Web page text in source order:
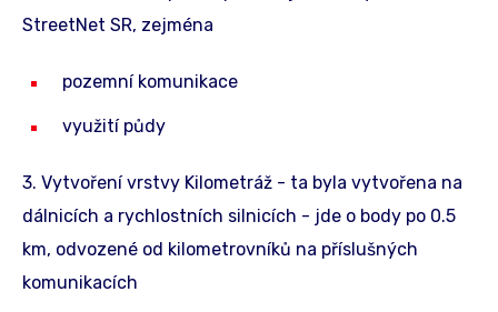
StreetNet SR, zejména
pozemní komunikace
využití půdy
3. Vytvoření vrstvy Kilometráž - ta byla vytvořena na
dálnicích a rychlostních silnicích - jde o body po 0.5
km, odvozené od kilometrovníků na příslušných
komunikacích